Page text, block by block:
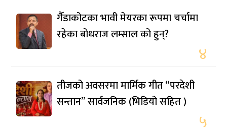
गैँडाकोटका भावी मेयरका रूपमा चर्चामा
रहेका बोधराज लम्साल को हुन्?
४
तीजको अवसरमा मार्मिक गीत “परदेशी
सन्तान” सार्वजनिक (भिडियो सहित )
५